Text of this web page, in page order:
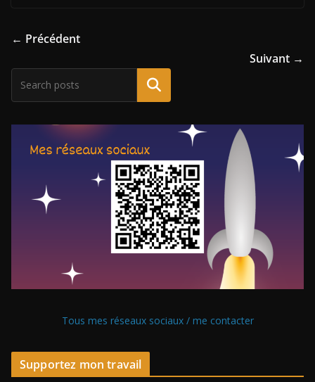
← Précédent
Suivant →
Tous mes réseaux sociaux / me contacter
Supportez mon travail